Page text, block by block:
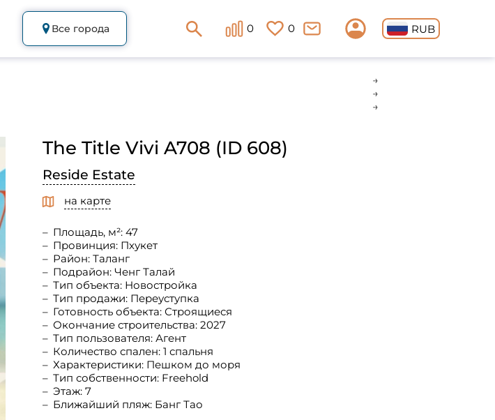
Все города 0 0 RUB
The Title Vivi A708 (ID 608)
Reside Estate
на карте
Площадь, м²: 47
Провинция: Пхукет
Район: Таланг
Подрайон: Ченг Талай
Тип объекта: Новостройка
Тип продажи: Переуступка
Готовность объекта: Строящиеся
Окончание строительства: 2027
Тип пользователя: Агент
Количество спален: 1 спальня
Характеристики: Пешком до моря
Тип собственности: Freehold
Этаж: 7
Ближайший пляж: Банг Тао